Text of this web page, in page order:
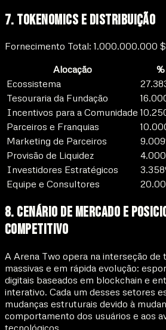
7. Tokenomics e Distribuição
Fornecimento Total: 1.000.000.000
Alocação
%
Ecossistema
Tesouraria da Fundação
Incentivos para a Comunidade
Parceiros e Franquias
Marketing de Parceiros
Provisão de Liquidez
Investidores Estratégicos
Equipe e Consultores
8. Cenário de Mercado e
Competitivo
A Arena Two opera na interseção de
massivas e em rápida evolução:
digitais baseados em blockchain e
interativo. Cada um desses setores
mudanças estruturais devido à
comportamento dos usuários e aos